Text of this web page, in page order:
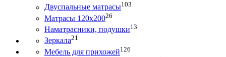
Двуспальные матрасы103
Матрасы 120х20026
Наматрасники, подушки13
Зеркала21
Мебель для прихожей126